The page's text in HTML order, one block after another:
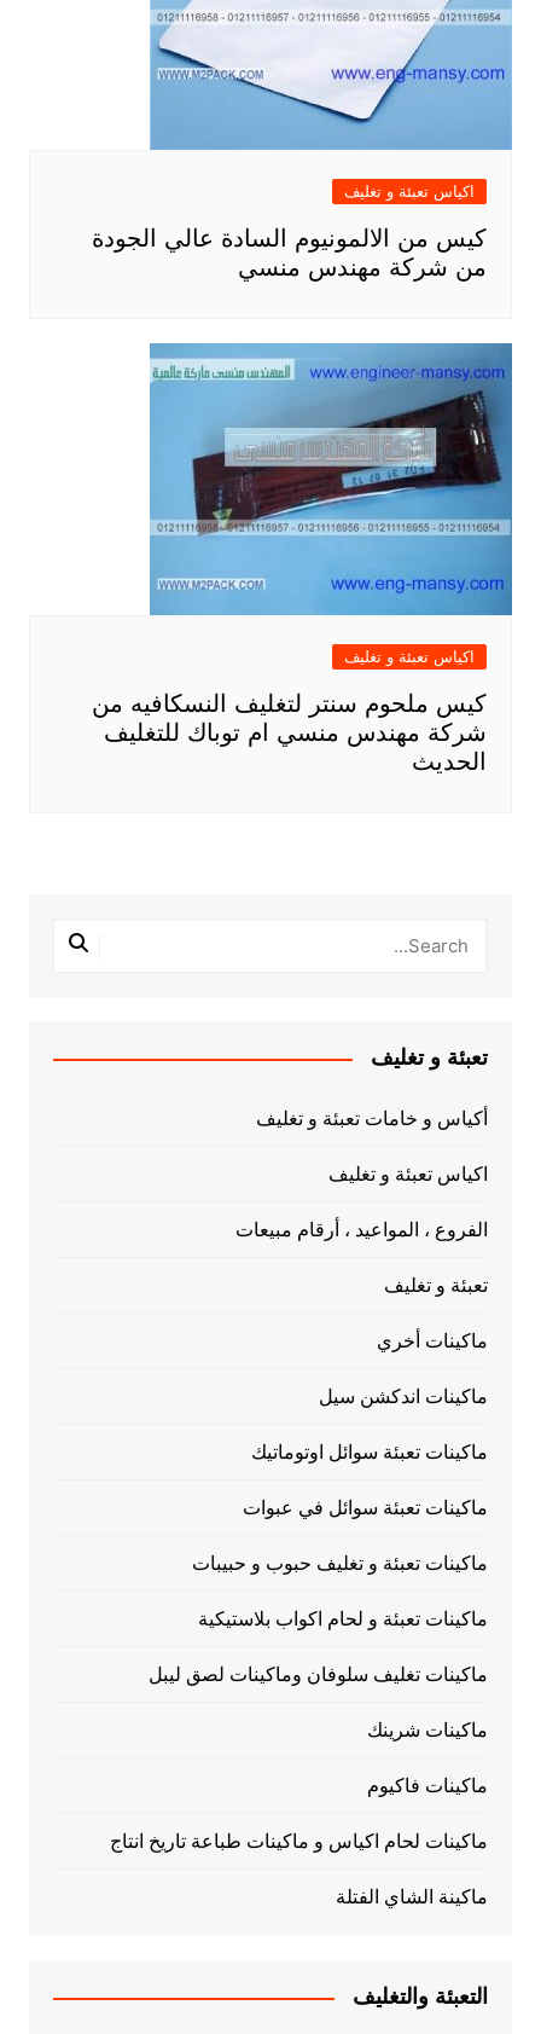
اكياس تعبئة و تغليف
كيس من الالمونيوم السادة عالي الجودة
من شركة مهندس منسي
اكياس تعبئة و تغليف
كيس ملحوم سنتر لتغليف النسكافيه من
شركة مهندس منسي ام توباك للتغليف
الحديث
تعبئة و تغليف
أكياس و خامات تعبئة و تغليف
اكياس تعبئة و تغليف
الفروع ، المواعيد ، أرقام مبيعات
تعبئة و تغليف
ماكينات أخري
ماكينات اندكشن سيل
ماكينات تعبئة سوائل اوتوماتيك
ماكينات تعبئة سوائل في عبوات
ماكينات تعبئة و تغليف حبوب و حبيبات
ماكينات تعبئة و لحام اكواب بلاستيكية
ماكينات تغليف سلوفان وماكينات لصق ليبل
ماكينات شرينك
ماكينات فاكيوم
ماكينات لحام اكياس و ماكينات طباعة تاريخ انتاج
ماكينة الشاي الفتلة
التعبئة والتغليف